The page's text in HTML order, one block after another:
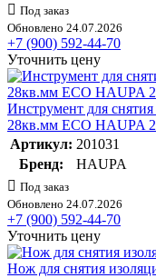
Под заказ
Обновлено 24.07.2026
+7 (900) 592-44-70
Уточнить цену
Инструмент для
28кв.мм ECO HAUPA
Артикул: 201031
Бренд:
HAUPA
Под заказ
Обновлено 24.07.2026
+7 (900) 592-44-70
Уточнить цену
Нож для снятия